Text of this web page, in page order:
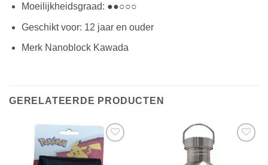
Moeilijkheidsgraad: ●●○○○
Geschikt voor: 12 jaar en ouder
Merk Nanoblock Kawada
GERELATEERDE PRODUCTEN